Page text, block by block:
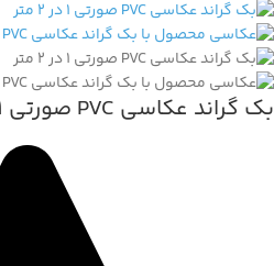
بک گراند عکاسی PVC صورتی 1 در 2 متر